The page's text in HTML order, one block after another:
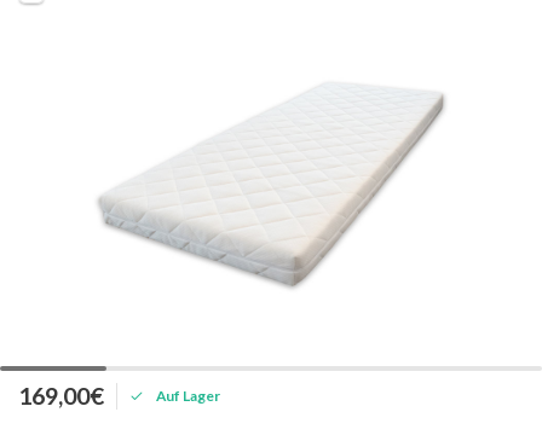
169,00€ Auf Lager